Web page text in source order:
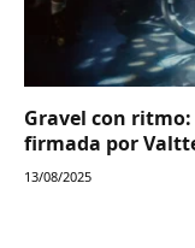
Gravel con ritmo:
firmada por
13/08/2025